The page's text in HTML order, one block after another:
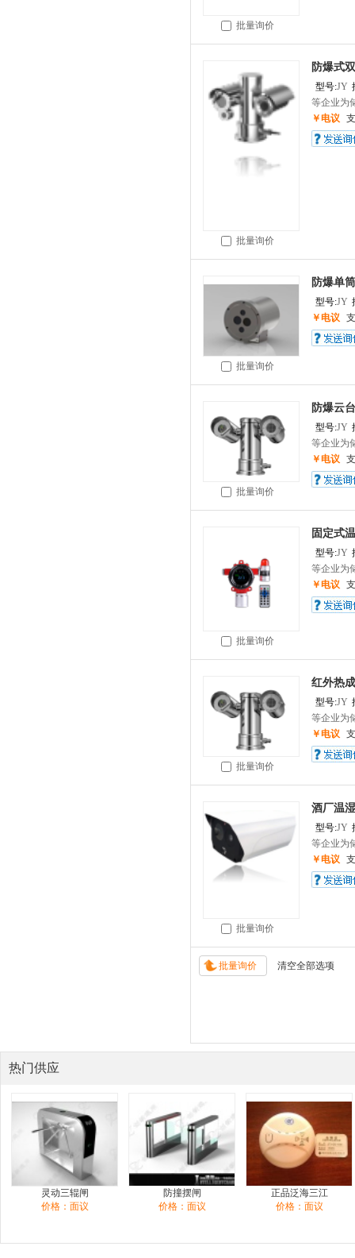
批量询价
批量询价
防爆式
型号:JY
等企业为
￥电议
批量询价
防爆单
型号:JY
￥电议
批量询价
防爆云
型号:JY
等企业为
￥电议
批量询价
固定式
型号:JY
等企业为
￥电议
批量询价
红外热
型号:JY
等企业为
￥电议
批量询价
酒厂温
型号:JY
等企业为
￥电议
热门供应
灵动三辊闸
价格：面议
防撞摆闸
价格：面议
正品泛海三江
价格：面议